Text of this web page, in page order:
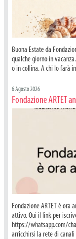
Buona Estate da
qualche giorno in
o in collina. A chi lo farà
6 Agosto 2026
Fondazione ARTET
Fondazione ARTET è ora
attivo. Qui il link per
https://whatsapp.com/
arricchirsi la rete di canali